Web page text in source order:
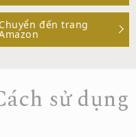
sử dụng
Chuyển đến trang